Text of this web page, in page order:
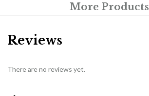
More Products
Reviews
There are no reviews yet.